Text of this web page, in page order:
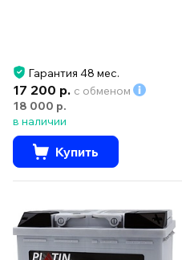
Гарантия 48 мес.
17 200 р. с обменом
18 000 р.
в наличии
Купить